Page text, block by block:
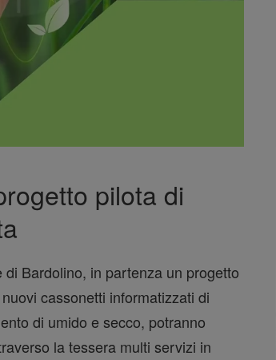
pilota di
Bardolino, in partenza un progetto
cassonetti informatizzati di
di umido e secco, potranno
la tessera multi servizi in